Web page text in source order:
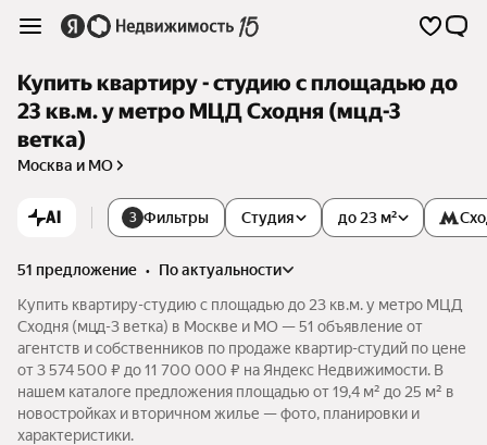
Купить квартиру - студию с площадью до
23 кв.м. у метро МЦД Сходня (мцд-3
ветка)
Москва и МО
AI 3 Фильтры Студия до 23 м²
51 предложение •
по актуальности
Купить квартиру-студию с площадью до 23 кв.м. у метро МЦД
Сходня (мцд-3 ветка) в Москве и МО — 51 объявление от
агентств и собственников по продаже квартир-студий по цене
от 3 574 500 ₽ до 11 700 000 ₽ на Яндекс Недвижимости. В
нашем каталоге предложения площадью от 19,4 м² до 25 м² в
новостройках и вторичном жилье — фото, планировки и
характеристики.